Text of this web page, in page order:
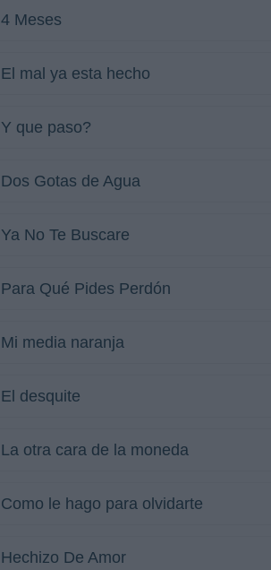
4 Meses
El mal ya esta hecho
Y que paso?
Dos Gotas de Agua
Ya No Te Buscare
Para Qué Pides Perdón
Mi media naranja
El desquite
La otra cara de la moneda
Como le hago para olvidarte
Hechizo De Amor